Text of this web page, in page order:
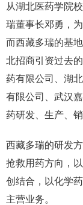
从湖北医药学院
瑞董事长邓勇，
而西藏多瑞的基
北招商引资过去
药有限公司、湖
有限公司、武汉
药研发、生产、
西藏多瑞的研发
抢救用药方向，
创结合，以化学
主营业务。